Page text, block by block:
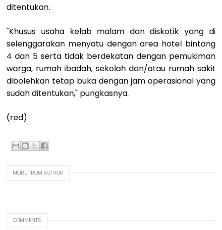
ditentukan.
"Khusus usaha kelab malam dan diskotik yang di
selenggarakan menyatu dengan area hotel bintang
4 dan 5 serta tidak berdekatan dengan pemukiman
warga, rumah ibadah, sekolah dan/atau rumah sakit
dibolehkan tetap buka dengan jam operasional yang
sudah ditentukan," pungkasnya.
(red)
MORE FROM AUTHOR
COMMENTS